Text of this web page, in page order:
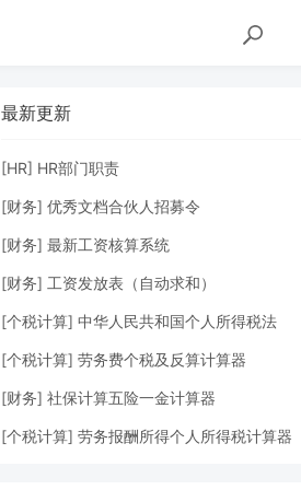
最新更新
[HR] HR部门职责
[财务] 优秀文档合伙人招募令
[财务] 最新工资核算系统
[财务] 工资发放表（自动求和）
[个税计算] 中华人民共和国个人所得税法
[个税计算] 劳务费个税及反算计算器
[财务] 社保计算五险一金计算器
[个税计算] 劳务报酬所得个人所得税计算器